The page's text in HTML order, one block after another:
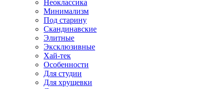
Неоклассика
Минимализм
Под старину
Скандинавские
Элитные
Эксклюзивные
Хай-тек
Особенности
Для студии
Для хрущевки